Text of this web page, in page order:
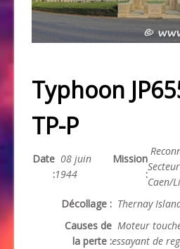
Typhoon
TP-P
Date
:
08 juin
1944
Mission
:
Caen/
Décollage : Thernay
Causes de
la perte :
Moteur
essayant de